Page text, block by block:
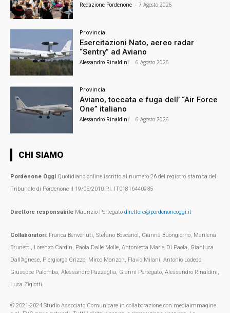
Redazione Pordenone - 7 Agosto 2026
Provincia
Esercitazioni Nato, aereo radar
“Sentry” ad Aviano
Alessandro Rinaldini - 6 Agosto 2026
Provincia
Aviano, toccata e fuga dell’ “Air Force
One” italiano
Alessandro Rinaldini - 6 Agosto 2026
CHI SIAMO
Pordenone Oggi Quotidiano online iscritto al numero 26 del registro stampa del
Tribunale di Pordenone il 19/05/2010 P.I. IT01816440935
Direttore responsabile Maurizio Pertegato direttore@pordenoneoggi.it
Collaboratori: Franca Benvenuti, Stefano Boscariol, Gianna Buongiorno, Marilena
Brunetti, Lorenzo Cardin, Paola Dalle Molle, Antonietta Maria Di Paola, Gianluca
Dall’Agnese, Piergiorgo Grizzo, Mirco Manzon, Flavio Milani, Antonio Lodedo,
Giuseppe Palomba, Alessandro Pazzaglia, Gianni Pertegato, Alessandro Rinaldini,
Luca Zigiotti.
© 2021-2024 Studio Associato Comunicare in collaborazione con mediaimmagine